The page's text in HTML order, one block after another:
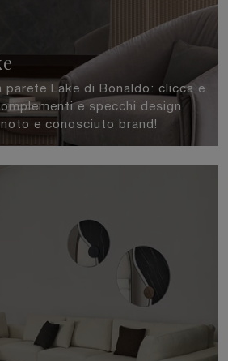
parete Lake di Bonaldo: clicca e
e specchi design
e conosciuto brand!